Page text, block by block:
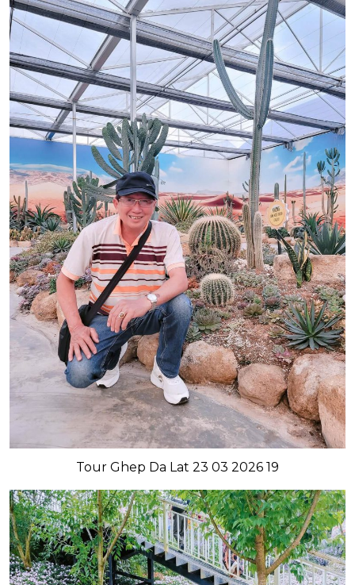
Tour Ghep Da Lat 23 03 2026 19